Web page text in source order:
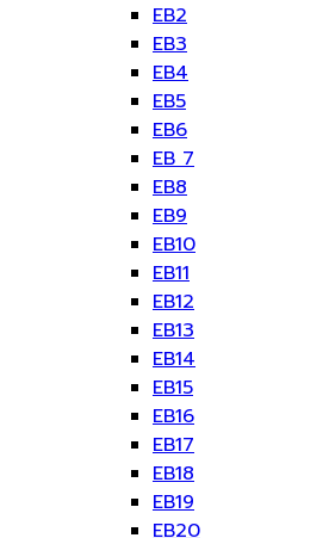
EB2
EB3
EB4
EB5
EB6
EB 7
EB8
EB9
EB10
EB11
EB12
EB13
EB14
EB15
EB16
EB17
EB18
EB19
EB20